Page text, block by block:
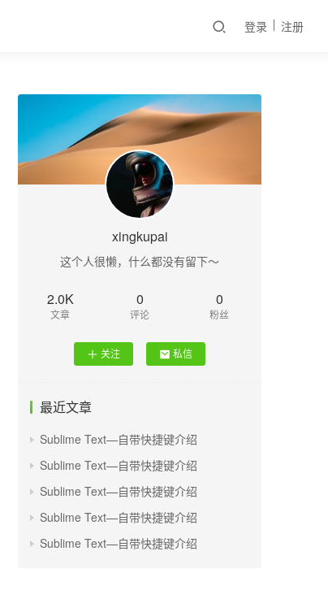
登录 注册
xingkupai
这个人很懒，什么都没有留下～
2.0K
文章
0
评论
0
粉丝
关注 私信
最近文章
Sublime Text—自带快捷键介绍
Sublime Text—自带快捷键介绍
Sublime Text—自带快捷键介绍
Sublime Text—自带快捷键介绍
Sublime Text—自带快捷键介绍